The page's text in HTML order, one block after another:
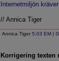
Internetmiljön
// Annica Tiger
Annica Tiger5:03 EM |
Korrigering texten